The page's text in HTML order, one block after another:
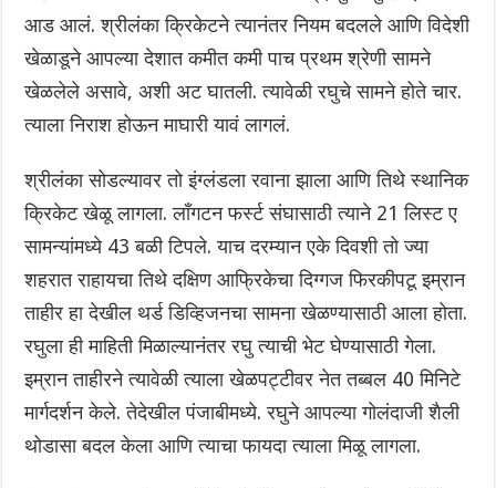
आड आलं. श्रीलंका क्रिकेटने त्यानंतर नियम बदलले आणि विदेशी
खेळाडूने आपल्या देशात कमीत कमी पाच प्रथम श्रेणी सामने
खेळलेले असावे, अशी अट घातली. त्यावेळी रघुचे सामने होते चार.
त्याला निराश होऊन माघारी यावं लागलं.
श्रीलंका सोडल्यावर तो इंग्लंडला रवाना झाला आणि तिथे स्थानिक
क्रिकेट खेळू लागला. लॉंगटन फर्स्ट संघासाठी त्याने 21 लिस्ट ए
सामन्यांमध्ये 43 बळी टिपले. याच दरम्यान एके दिवशी तो ज्या
शहरात राहायचा तिथे दक्षिण आफ्रिकेचा दिग्गज फिरकीपटू इम्रान
ताहीर हा देखील थर्ड डिव्हिजनचा सामना खेळण्यासाठी आला होता.
रघुला ही माहिती मिळाल्यानंतर रघु त्याची भेट घेण्यासाठी गेला.
इम्रान ताहीरने त्यावेळी त्याला खेळपट्टीवर नेत तब्बल 40 मिनिटे
मार्गदर्शन केले. तेदेखील पंजाबीमध्ये. रघुने आपल्या गोलंदाजी शैली
थोडासा बदल केला आणि त्याचा फायदा त्याला मिळू लागला.